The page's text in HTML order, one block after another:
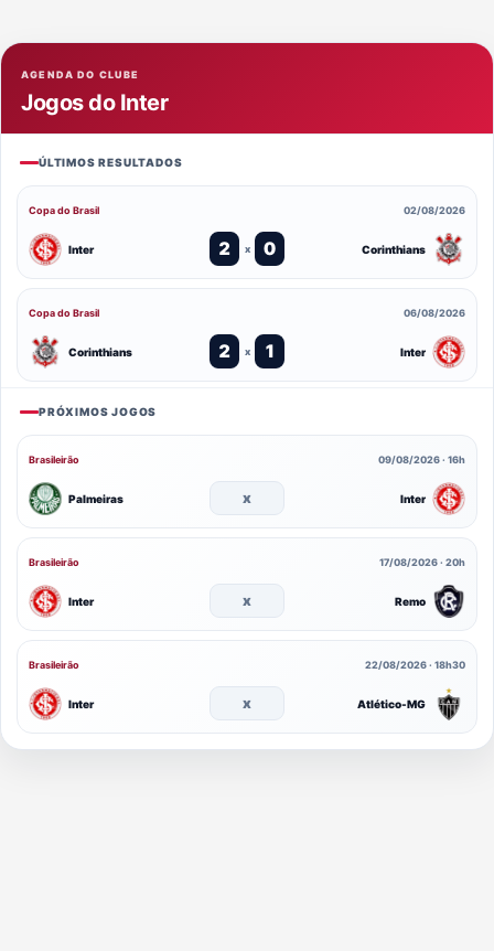
AGENDA DO CLUBE
Jogos do Inter
ÚLTIMOS RESULTADOS
Copa do Brasil 02/08/2026
Inter 2 x 0 Corinthians
Copa do Brasil 06/08/2026
Corinthians 2 x 1 Inter
PRÓXIMOS JOGOS
Brasileirão 09/08/2026 · 16h
Palmeiras x Inter
Brasileirão 17/08/2026 · 20h
Inter x Remo
Brasileirão 22/08/2026 · 18h30
Inter x Atlético-MG